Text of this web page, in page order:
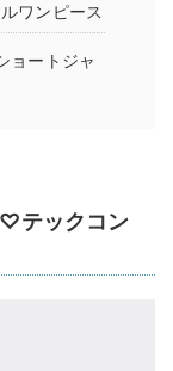
ワンピース
ョートジャ
テックコン